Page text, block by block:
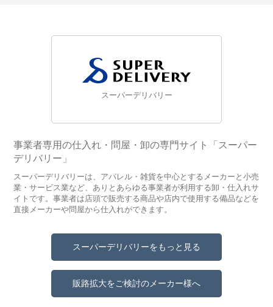
スーパーデリバリー
事業者専用の仕入れ・問屋・卸の専門サイト「スーパー
デリバリー」
スーパーデリバリーは、アパレル・雑貨を中心とするメーカーと小売
業・サービス業など、ありとあらゆる事業者が利用する卸・仕入れサ
イトです。事業者は店頭で販売する商品や店内で使用する備品などを
直接メーカーや問屋から仕入れができます。
スーパーデリバリーをもっと見る
販路拡大をご検討のメーカー様へ